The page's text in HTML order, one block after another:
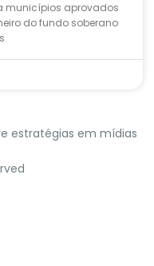
municípios aprovados
do fundo soberano
estratégias em mídias